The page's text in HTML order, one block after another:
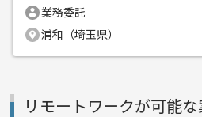
業務委託
浦和（埼玉県）
リモートワークが可能